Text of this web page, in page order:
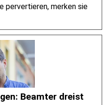
pervertieren, merken sie
Beamter dreist